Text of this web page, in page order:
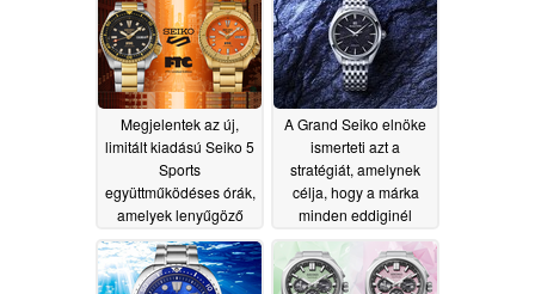
Megjelentek az új,
limitált kiadású Seiko 5
Sports
együttműködéses órák,
amelyek lenyűgöző
dizájnnal
büszkélkedhetnek
06/16/2026
A Grand Seiko elnöke
ismerteti azt a
stratégiát, amelynek
célja, hogy a márka
minden eddiginél
magasabb szintre
emelkedjen
06/11/2026